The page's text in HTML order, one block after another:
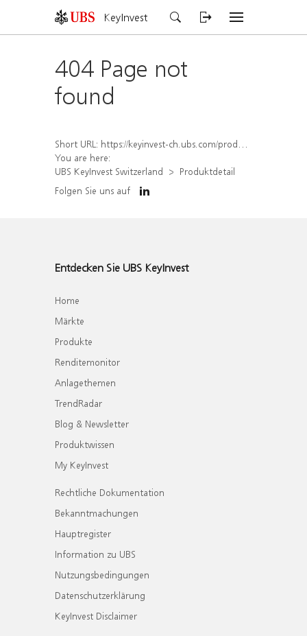
KeyInvest
404 Page not
found
Short URL: https://keyinvest-ch.ubs.com/produkt/detail/index/isin/CH1551158483
You are here:
UBS KeyInvest Switzerland
Produktdetail
Folgen Sie uns auf
Entdecken Sie UBS KeyInvest
Home
Märkte
Produkte
Renditemonitor
Anlagethemen
TrendRadar
Blog & Newsletter
Produktwissen
My KeyInvest
Rechtliche Dokumentation
Bekanntmachungen
Hauptregister
Information zu UBS
Nutzungsbedingungen
Datenschutzerklärung
KeyInvest Disclaimer